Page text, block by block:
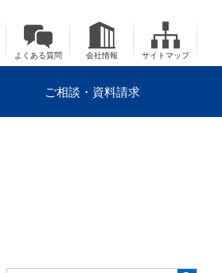
よくある質問 会社情報 サイトマップ
ご相談・資料請求